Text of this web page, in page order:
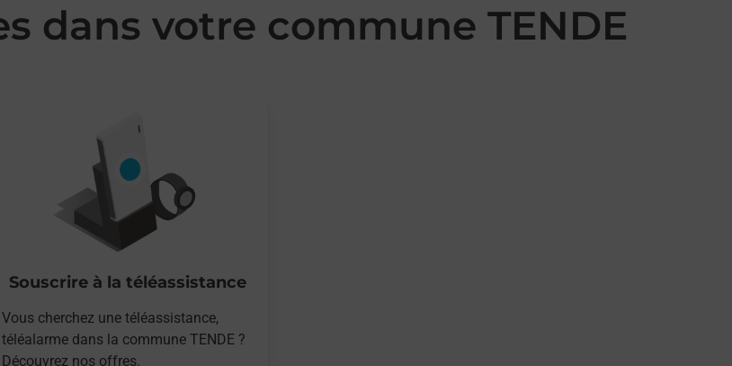
dans votre commune TENDE
Souscrire à la téléassistance
Vous cherchez une téléassistance,
téléalarme dans la commune TENDE ?
Découvrez nos offres.